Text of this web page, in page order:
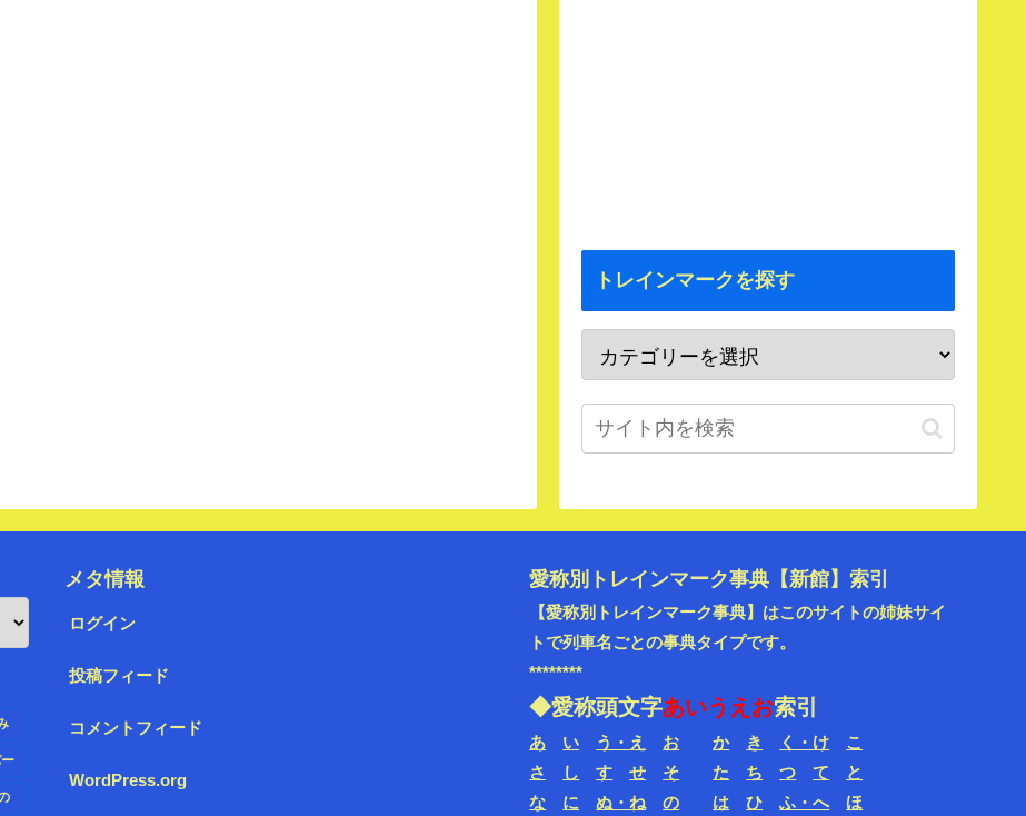
トレインマークを探す
メタ情報
ログイン
投稿フィード
コメントフィード
WordPress.org
愛称別トレインマーク事典【新館】索引
【愛称別トレインマーク事典】はこのサイトの姉妹サイ
トで列車名ごとの事典タイプです。
********
◆愛称頭文字あいうえお索引
あ い う・え お か き く・け
こ
さ
し す せ そ た ち つ て
と
な
に ぬ・ね の は ひ ふ・へ ほ